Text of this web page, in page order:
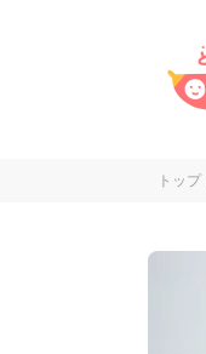
トップ